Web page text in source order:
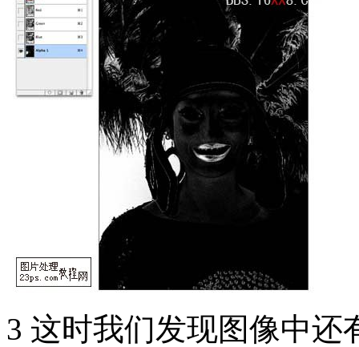
3 这时我们发现图像中